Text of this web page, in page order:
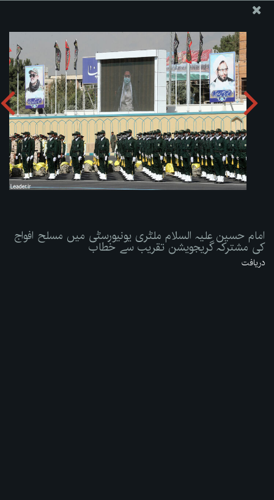
امام حسین علیہ السلام ملٹری یونیورسٹی میں مسلح افواج کی
مشترکہ گریجویشن تقریب سے خطاب
تصویری البم دریافت کریں:zip
امام حسین علیہ السلام ملٹری یونیورسٹی میں مسلح افواج
کی مشترکہ گریجویشن تقریب سے خطاب
دریافت